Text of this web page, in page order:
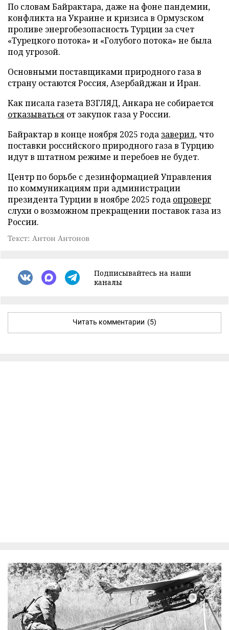
По словам Байрактара, даже на фоне пандемии,
конфликта на Украине и кризиса в Ормузском
проливе энергобезопасность Турции за счет
«Турецкого потока» и «Голубого потока» не была
под угрозой.
Основными поставщиками природного газа в
страну остаются Россия, Азербайджан и Иран.
Как писала газета ВЗГЛЯД, Анкара не собирается
отказываться от закупок газа у России.
Байрактар в конце ноября 2025 года заверил, что
поставки российского природного газа в Турцию
идут в штатном режиме и перебоев не будет.
Центр по борьбе с дезинформацией Управления
по коммуникациям при администрации
президента Турции в ноябре 2025 года опроверг
слухи о возможном прекращении поставок газа из
России.
Текст: Антон Антонов
Подписывайтесь на наши
каналы
Читать комментарии (5)